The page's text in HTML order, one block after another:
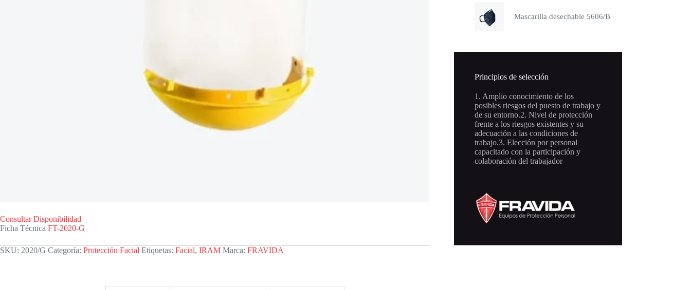
Consultar Disponibilidad
Ficha Técnica FT-2020-G
SKU: 2020/G Categoría: Protección Facial Etiquetas: Facial, IRAM Marca: FRAVIDA
Mascarilla desechable 5606/B
Principios de selección
1. Amplio conocimiento de los
posibles riesgos del puesto de trabajo y
de su entorno.2. Nivel de protección
frente a los riesgos existentes y su
adecuación a las condiciones de
trabajo.3. Elección por personal
capacitado con la participación y
colaboración del trabajador